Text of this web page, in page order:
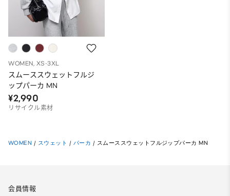
WOMEN, XS-3XL
スムーススウェットフルジ
ップパーカ MN
¥2,990
リサイクル素材
WOMEN / スウェット / パーカ / スムーススウェットフルジップパーカ MN
会員情報